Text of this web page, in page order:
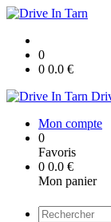
0
0 0.0 €
Mon compte
0
Favoris
0 0.0 €
Mon panier